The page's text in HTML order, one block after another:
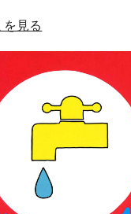
見る